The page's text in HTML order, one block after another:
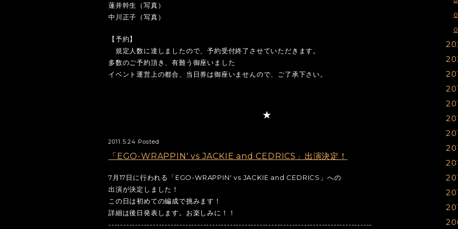
蓮井幹生（写真）
中川正子（写真）
【予約】
規定人数に達しましたので、予約受付終了させていただきます。
多数のご予約頂き、有難う御座いました
イベント運営上の都合、当日券は御座いませんので、ご了承下さい。
2011.5.24 Posted
「EGO-WRAPPIN' vs JACKIE and CEDRICS」出演決定！
7月17日に行われる「EGO-WRAPPIN' vs JACKIE and CEDRICS」への
出演が決定しました！
この日は初めての編成で挑みます！
詳細は後日発表します。お楽しみに！！
-----------------------------------------------------------------------------------------
11
10
12
11
12
11
12
11
10
12
11
12
11
10
12
11
12
11
12
11
12
11
12